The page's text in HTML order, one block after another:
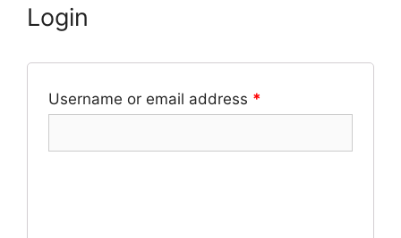
Login
Username or email address *